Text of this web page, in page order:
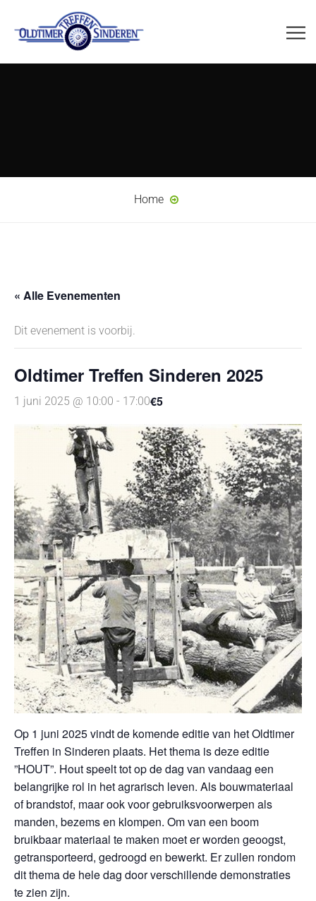
Home
« Alle Evenementen
Dit evenement is voorbij.
Oldtimer Treffen Sinderen 2025
1 juni 2025 @ 10:00 - 17:00€5
Op 1 juni 2025 vindt de komende editie van het Oldtimer
Treffen in Sinderen plaats. Het thema is deze editie
”HOUT”. Hout speelt tot op de dag van vandaag een
belangrijke rol in het agrarisch leven. Als bouwmateriaal
of brandstof, maar ook voor gebruiksvoorwerpen als
manden, bezems en klompen. Om van een boom
bruikbaar materiaal te maken moet er worden geoogst,
getransporteerd, gedroogd en bewerkt. Er zullen rondom
dit thema de hele dag door verschillende demonstraties
te zien zijn.